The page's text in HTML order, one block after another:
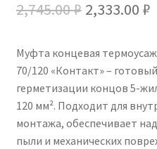
2,745.00₽
2,745.00 ₽.
2,333.00 ₽
Муфта концевая
70/120 «Контакт» –
герметизации концов 5-
120 мм². Подходит для
монтажа, обеспечивает
пыли и механических